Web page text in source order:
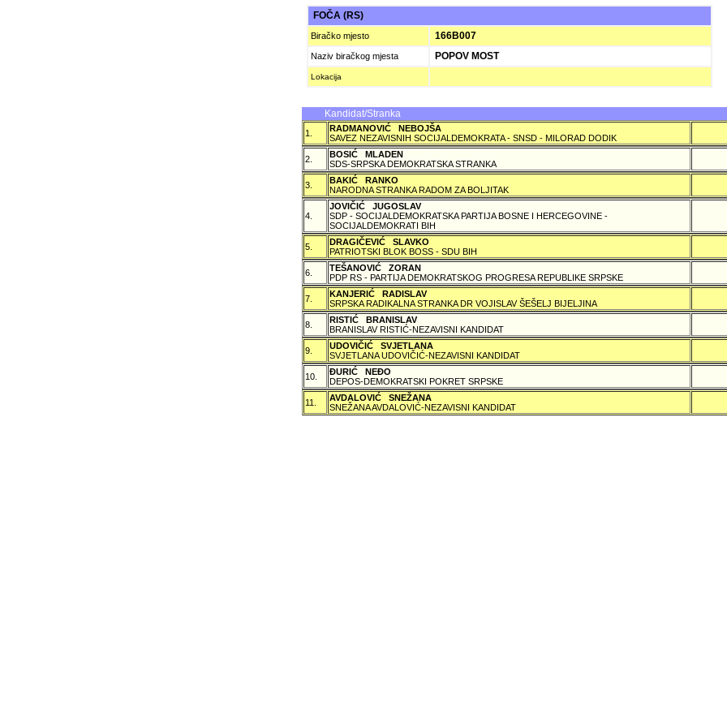
FOČA (RS)
Biračko mjesto 166B007
Naziv biračkog mjesta POPOV MOST
Lokacija
Kandidat/Stranka
1.
RADMANOVIĆ NEBOJŠA
SAVEZ NEZAVISNIH SOCIJALDEMOKRATA - SNSD - MILORAD DODIK
2.
BOSIĆ MLADEN
SDS-SRPSKA DEMOKRATSKA STRANKA
3.
BAKIĆ RANKO
NARODNA STRANKA RADOM ZA BOLJITAK
4.
JOVIČIĆ JUGOSLAV
SDP - SOCIJALDEMOKRATSKA PARTIJA BOSNE I HERCEGOVINE -
SOCIJALDEMOKRATI BIH
5.
DRAGIČEVIĆ SLAVKO
PATRIOTSKI BLOK BOSS - SDU BIH
6.
TEŠANOVIĆ ZORAN
PDP RS - PARTIJA DEMOKRATSKOG PROGRESA REPUBLIKE SRPSKE
7.
KANJERIĆ RADISLAV
SRPSKA RADIKALNA STRANKA DR VOJISLAV ŠEŠELJ BIJELJINA
8.
RISTIĆ BRANISLAV
BRANISLAV RISTIĆ-NEZAVISNI KANDIDAT
9.
UDOVIČIĆ SVJETLANA
SVJETLANA UDOVIČIĆ-NEZAVISNI KANDIDAT
10.
ÐURIĆ NEÐO
DEPOS-DEMOKRATSKI POKRET SRPSKE
11.
AVDALOVIĆ SNEŽANA
SNEŽANA AVDALOVIĆ-NEZAVISNI KANDIDAT